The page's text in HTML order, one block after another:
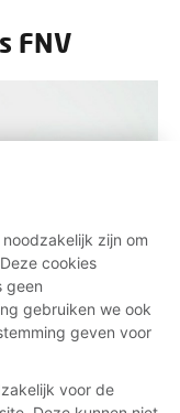
FNV
problemen op
Herken je
zijn om
cookies
geen
gebruiken we ook
geven voor
voor de